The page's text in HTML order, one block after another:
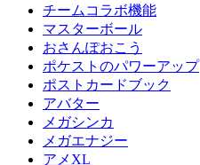
チームコラボ機能
マスターボール
おさんぽおこう
ポケストのパワーアップ
ポストカードブック
アバター
メガシンカ
メガエナジー
アメXL